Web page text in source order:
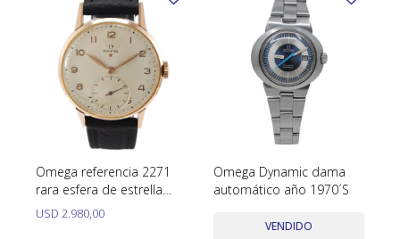
Omega referencia 2271
rara esfera de estrella
dorada. Calibre 30T2PC
oro rosa 18K
USD 2.980,00
Omega Dynamic dama
automático año 1970´S
VENDIDO